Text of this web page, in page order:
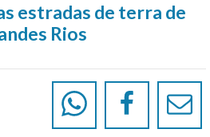
estradas de terra de
Rios